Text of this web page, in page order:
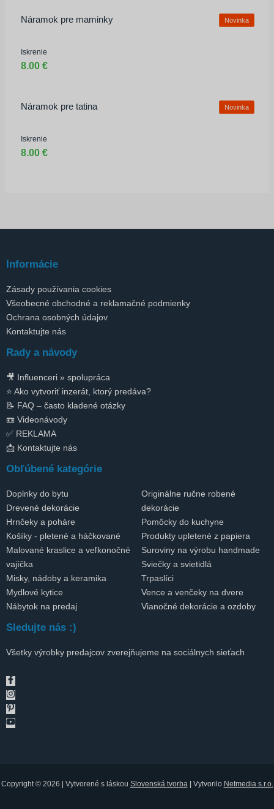
Náramok pre maminky Novinka
Iskrenie
8.00 €
Náramok pre tatina Novinka
Iskrenie
8.00 €
Informácie
Zásady používania cookies
Všeobecné obchodné a reklamačné podmienky
Ochrana osobných údajov
Kontaktujte nás
Rady a návody
🎥 Influenceri » spolupráca
⭐ Ako vytvoriť inzerát, ktorý predáva?
📝 FAQ – často kladené otázky
📼 Videonávody
✅ REKLAMA
📩 Kontaktujte nás
Obľúbené kategórie
Doplnky do bytu
Drevené dekorácie
Hrnčeky a poháre
Košíky - pletené a háčkované
Malované kraslice a veľkonočné
vajíčka
Misky, nádoby a keramika
Mydlové kytice
Nábytok na predaj
Originálne ručne robené
dekorácie
Pomôcky do kuchyne
Produkty upletené z papiera
Suroviny na výrobu handmade
Sviečky a svietidlá
Trpaslíci
Vence a venčeky na dvere
Vianočné dekorácie a ozdoby
Sledujte nás :)
Všetky výrobky predajcov zverejňujeme na sociálnych sieťach
Copyright © 2026 | Vytvorené s láskou Slovenská tvorba | Vytvorilo Netmedia s.r.o.